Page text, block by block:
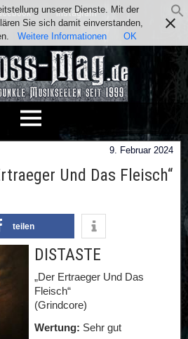
Instagram
9. Februar 2024
Und Das Fleisch“
teilen
DISTASTE
„Der Ertraeger Und Das
Fleisch“
(Grindcore)
Wertung: Sehr gut
unserer Dienste. Mit der
Sie sich damit einverstanden,
Weitere Informationen OK